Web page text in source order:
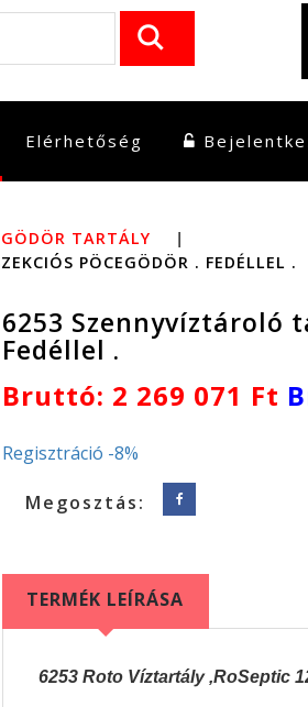
Elérhetőség
TARTÁLY
|
PÖCEGÖDÖR . FEDÉLLEL .
6253 Szennyvíztároló
Fedéllel .
Bruttó: 2 269 071 Ft
Regisztráció -8%
Megosztás:
TERMÉK LEÍRÁSA
6253 Roto Víztartály ,RoSeptic